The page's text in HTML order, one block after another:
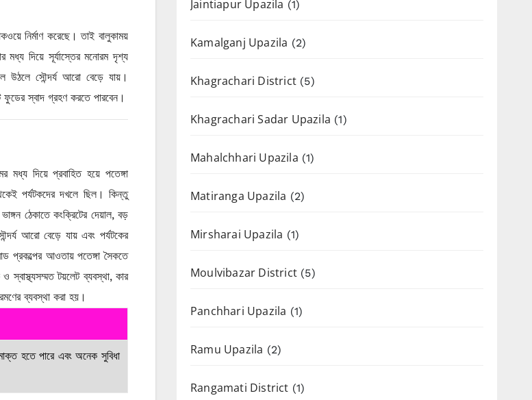
নির্মাণ করেছে। তাই বালুকাময়
মধ্য দিয়ে সূর্যাস্তের মনোরম দৃশ্য
সৌন্দর্য আরো বেড়ে যায়।
ফুডের স্বাদ গ্রহণ করতে পারবেন।
মধ্য দিয়ে প্রবাহিত হয়ে পতেঙ্গা
পর্যটকদের দখলে ছিল। কিন্তু
ঠেকাতে কংক্রিটের দেয়াল, বড়
আরো বেড়ে যায় এবং পর্যটকের
প্রকল্পের আওতায় পতেঙ্গা সৈকতে
টয়লেট ব্যবস্থা, কার
ব্যবস্থা করা হয়।
হতে পারে এবং অনেক সুবিধা
Jaintiapur Upazila (1)
Kamalganj Upazila (2)
Khagrachari District (5)
Khagrachari Sadar Upazila (1)
Mahalchhari Upazila (1)
Matiranga Upazila (2)
Mirsharai Upazila (1)
Moulvibazar District (5)
Panchhari Upazila (1)
Ramu Upazila (2)
Rangamati District (1)